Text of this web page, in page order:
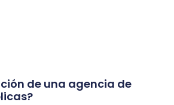
de una agencia de